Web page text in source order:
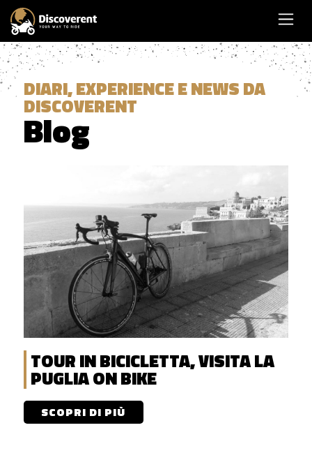
DIARI, EXPERIENCE E NEWS DA
DISCOVERENT
Blog
TOUR IN BICICLETTA, VISITA LA
PUGLIA ON BIKE
SCOPRI DI PIÙ